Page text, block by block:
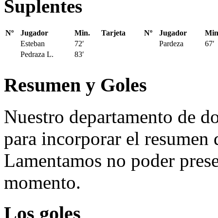
Suplentes
Nº Jugador Min. Tarjeta Nº Jugador
Esteban
72′ Pardeza
67′
Pedraza L.
83′
Resumen y Goles
Nuestro departamento de
para incorporar el
Lamentamos no poder
momento.
Los goles